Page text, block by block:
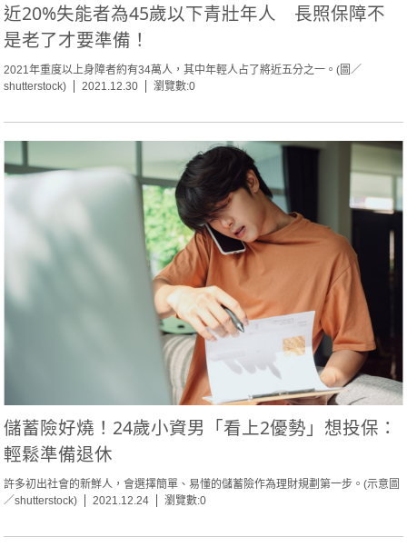
近20%失能者為45歲以下青壯年人 長照保障不
是老了才要準備！
2021年重度以上身障者約有34萬人，其中年輕人占了將近五分之一。(圖／
shutterstock)
2021.12.30 瀏覽數:0
儲蓄險好燒！24歲小資男「看上2優勢」想投保：
輕鬆準備退休
許多初出社會的新鮮人，會選擇簡單、易懂的儲蓄險作為理財規劃第一步。(示意圖
／shutterstock)
2021.12.24 瀏覽數:0